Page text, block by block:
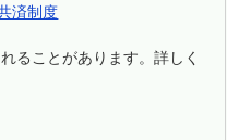
済制度
ることがあります。詳しく